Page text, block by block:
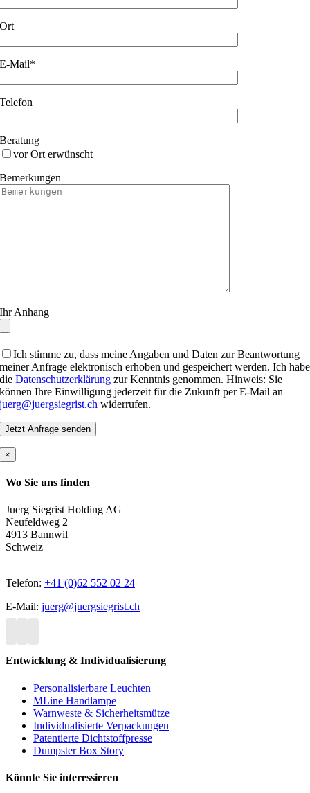
Ort
E-Mail*
Telefon
Beratung
vor Ort erwünscht
Bemerkungen
Ihr Anhang
Ich stimme zu, dass meine Angaben und Daten zur Beantwortung
meiner Anfrage elektronisch erhoben und gespeichert werden. Ich habe
dieDatenschutzerklärung zur Kenntnis genommen. Hinweis: Sie
können Ihre Einwilligung jederzeit für die Zukunft per E-Mail an
juerg@juergsiegrist.ch widerrufen.
×
Wo Sie uns finden
Juerg Siegrist Holding AG
Neufeldweg 2
4913 Bannwil
Schweiz
Telefon: +41 (0)62 552 02 24
E-Mail: juerg@juergsiegrist.ch
Entwicklung & Individualisierung
Personalisierbare Leuchten
MLine Handlampe
Warnweste & Sicherheitsmütze
Individualisierte Verpackungen
Patentierte Dichtstoffpresse
Dumpster Box Story
Könnte Sie interessieren